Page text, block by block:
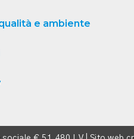
e ambiente